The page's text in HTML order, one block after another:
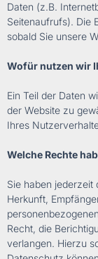
Daten (z.B.
Seitenaufrufs). Die
sobald Sie unsere
Wofür nutzen wir
Ein Teil der Daten
der Website zu
Ihres
Welche Rechte
Sie haben jederzeit
Herkunft,
Recht, die
verlangen. Hierzu